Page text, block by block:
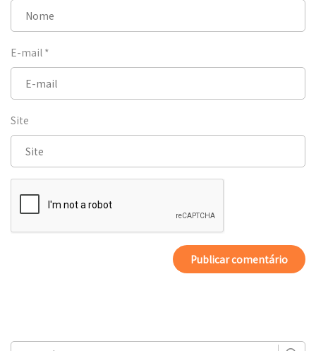
E-mail *
Site